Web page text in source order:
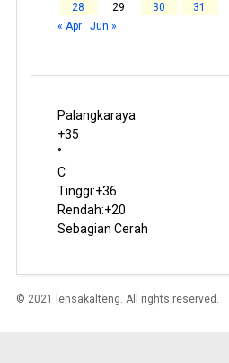
28
29 30
31
« Apr
Jun »
Palangkaraya
+35
°
C
Tinggi:+36
Rendah:+20
Sebagian Cerah
© 2021 lensakalteng. All rights reserved.